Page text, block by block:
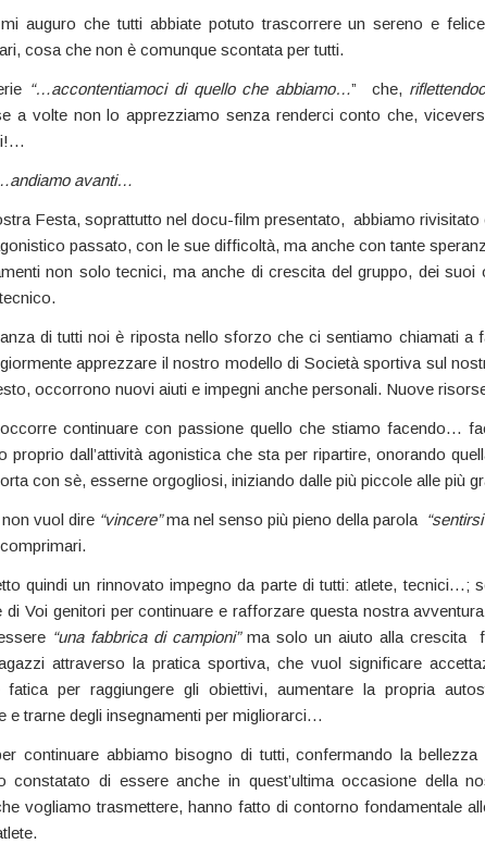
auguro che tutti abbiate potuto trascorrere un sereno e
cosa che non è comunque scontata per tutti.
“…accontentiamoci di quello che abbiamo…” che,
a volte non lo apprezziamo senza renderci conto che,
avanti…
Festa, soprattutto nel docu-film presentato, abbiamo rivisitato
passato, con le sue difficoltà, ma anche con tante
non solo tecnici, ma anche di crescita del gruppo, dei suoi
di tutti noi è riposta nello sforzo che ci sentiamo chiamati a
apprezzare il nostro modello di Società sportiva sul
occorrono nuovi aiuti e impegni anche personali. Nuove
continuare con passione quello che stiamo facendo…
proprio dall’attività agonistica che sta per ripartire, onorando
con sè, esserne orgogliosi, iniziando dalle più piccole alle più
vuol dire “vincere”ma nel senso più pieno della parola
quindi un rinnovato impegno da parte di tutti: atlete, tecnici…;
di Voi genitori per continuare e rafforzare questa nostra
“una fabbrica di campioni”ma solo un aiuto alla crescita
attraverso la pratica sportiva, che vuol significare
fatica per raggiungere gli obiettivi, aumentare la propria
e trarne degli insegnamenti per migliorarci…
continuare abbiamo bisogno di tutti, confermando la bellezza
constatato di essere anche in quest’ultima occasione della
vogliamo trasmettere, hanno fatto di contorno fondamentale